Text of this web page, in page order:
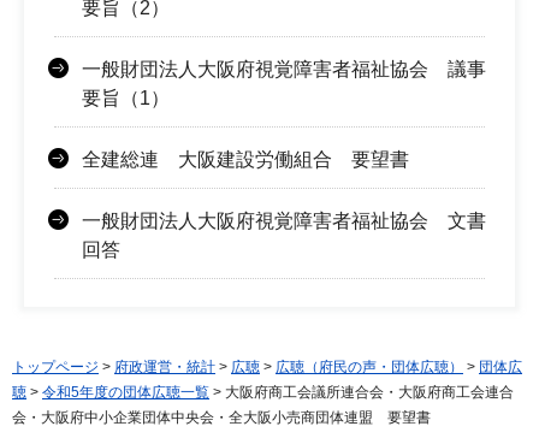
要旨（2）
一般財団法人大阪府視覚障害者福祉協会 議事
要旨（1）
全建総連 大阪建設労働組合 要望書
一般財団法人大阪府視覚障害者福祉協会 文書
回答
トップページ > 府政運営・統計 > 広聴 > 広聴（府民の声・団体広聴） > 団体広
聴 > 令和5年度の団体広聴一覧 > 大阪府商工会議所連合会・大阪府商工会連合
会・大阪府中小企業団体中央会・全大阪小売商団体連盟 要望書